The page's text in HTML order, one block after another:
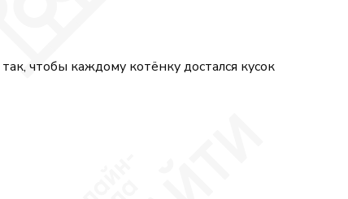
чтобы каждому котёнку достался кусок